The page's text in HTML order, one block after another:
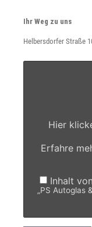
Ihr Weg zu uns
Helbersdorfer Straße
Hier
Erfahre
Inhalt
„PS Autoglas